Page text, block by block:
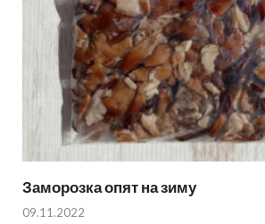
Заморозка опят на зиму
09.11.2022